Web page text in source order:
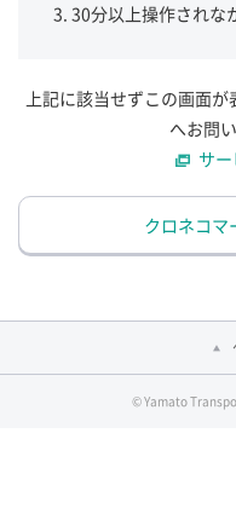
30分以上操作されな
上記に該当せずこの画面
へお問
サ
クロネコマ
© Yamato